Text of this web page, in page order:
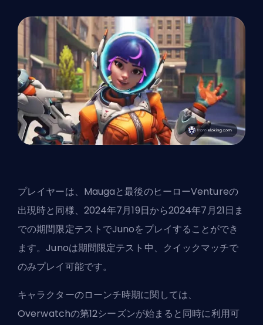
プレイヤーは、Maugaと最後のヒーローVentureの
出現時と同様、2024年7月19日から2024年7月21日ま
での期間限定テストでJunoをプレイすることができ
ます。Junoは期間限定テスト中、クイックマッチで
のみプレイ可能です。
キャラクターのローンチ時期に関しては、
Overwatchの第12シーズンが始まると同時に利用可